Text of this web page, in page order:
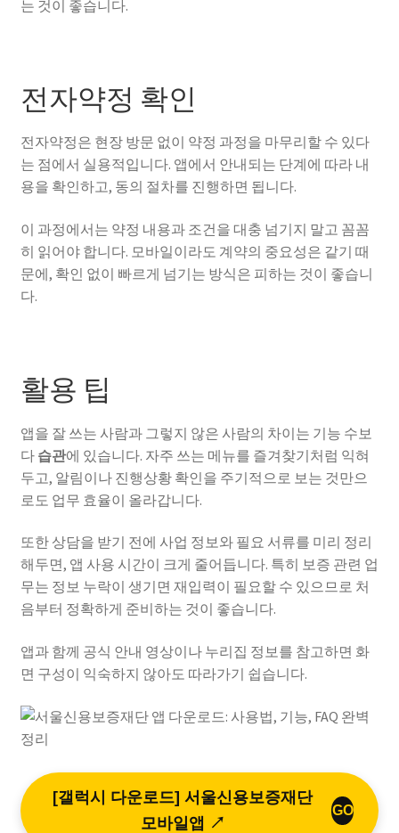
는 것이 좋습니다.
전자약정 확인
전자약정은 현장 방문 없이 약정 과정을 마무리할 수 있다
는 점에서 실용적입니다. 앱에서 안내되는 단계에 따라 내
용을 확인하고, 동의 절차를 진행하면 됩니다.
이 과정에서는 약정 내용과 조건을 대충 넘기지 말고 꼼꼼
히 읽어야 합니다. 모바일이라도 계약의 중요성은 같기 때
문에, 확인 없이 빠르게 넘기는 방식은 피하는 것이 좋습니
다.
활용 팁
앱을 잘 쓰는 사람과 그렇지 않은 사람의 차이는 기능 수보
다 습관에 있습니다. 자주 쓰는 메뉴를 즐겨찾기처럼 익혀
두고, 알림이나 진행상황 확인을 주기적으로 보는 것만으
로도 업무 효율이 올라갑니다.
또한 상담을 받기 전에 사업 정보와 필요 서류를 미리 정리
해두면, 앱 사용 시간이 크게 줄어듭니다. 특히 보증 관련 업
무는 정보 누락이 생기면 재입력이 필요할 수 있으므로 처
음부터 정확하게 준비하는 것이 좋습니다.
앱과 함께 공식 안내 영상이나 누리집 정보를 참고하면 화
면 구성이 익숙하지 않아도 따라가기 쉽습니다.
[갤럭시 다운로드] 서울신용보증재단
모바일앱 ↗
GO